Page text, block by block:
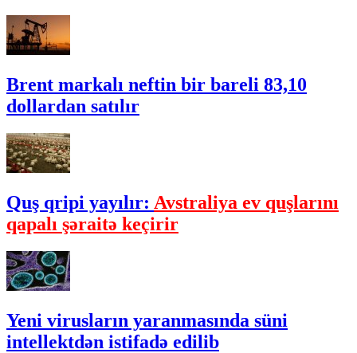
Brent markalı neftin bir bareli 83,10
dollardan satılır
Quş qripi yayılır: Avstraliya ev quşlarını
qapalı şəraitə keçirir
Yeni virusların yaranmasında süni
intellektdən istifadə edilib